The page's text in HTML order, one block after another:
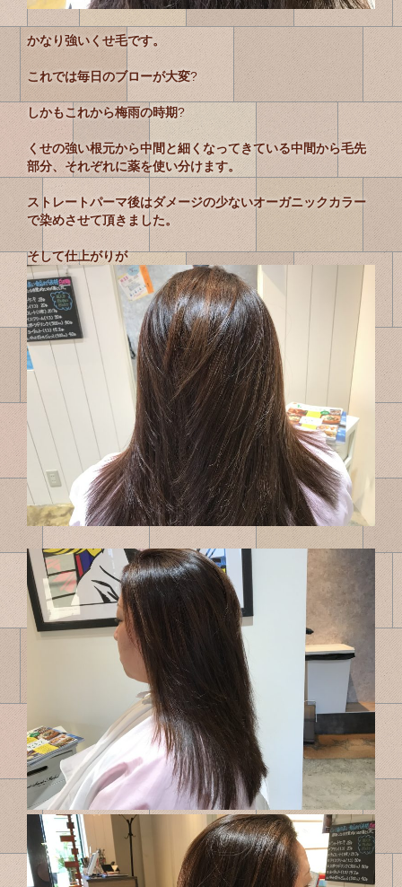
かなり強いくせ毛です。
これでは毎日のブローが大変?
しかもこれから梅雨の時期?
くせの強い根元から中間と細くなってきている中間から毛先
部分、それぞれに薬を使い分けます。
ストレートパーマ後はダメージの少ないオーガニックカラー
で染めさせて頂きました。
そして仕上がりが